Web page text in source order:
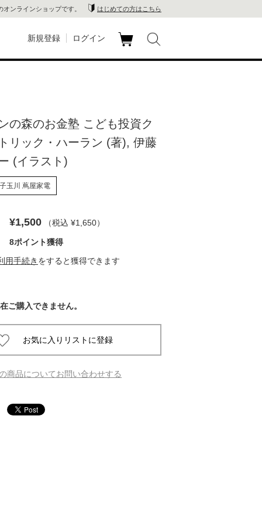
ンラインショップです。 はじめての方はこちら
蔦
屋
崎
店
新規登録 ログイン
の森のお金塾 こども投資ク
リック・ハーラン (著), 伊藤
(イラスト)
玉川 蔦屋家電
¥1,500 （税込 ¥1,650）
8ポイント獲得
用手続き をすると獲得できます
ご購入できません。
商品についてお問い合わせする